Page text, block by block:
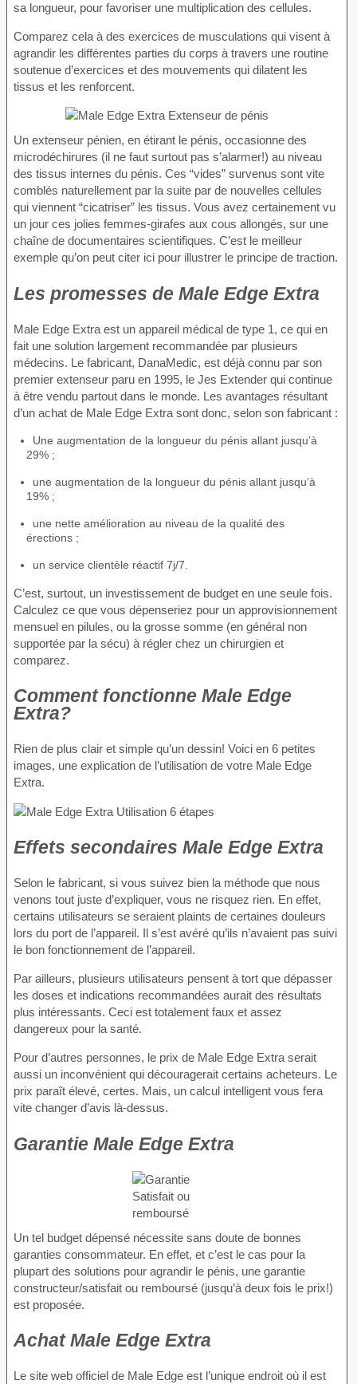
sa longueur, pour favoriser une multiplication des cellules.
Comparez cela à des exercices de musculations qui visent à
agrandir les différentes parties du corps à travers une routine
soutenue d’exercices et des mouvements qui dilatent les
tissus et les renforcent.
Un extenseur pénien, en étirant le pénis, occasionne des
microdéchirures (il ne faut surtout pas s’alarmer!) au niveau
des tissus internes du pénis. Ces “vides” survenus sont vite
comblés naturellement par la suite par de nouvelles cellules
qui viennent “cicatriser” les tissus. Vous avez certainement vu
un jour ces jolies femmes-girafes aux cous allongés, sur une
chaîne de documentaires scientifiques. C’est le meilleur
exemple qu’on peut citer ici pour illustrer le principe de traction.
Les promesses de Male Edge Extra
Male Edge Extra est un appareil médical de type 1, ce qui en
fait une solution largement recommandée par plusieurs
médecins. Le fabricant, DanaMedic, est déjà connu par son
premier extenseur paru en 1995, le Jes Extender qui continue
à être vendu partout dans le monde. Les avantages résultant
d’un achat de Male Edge Extra sont donc, selon son fabricant :
Une augmentation de la longueur du pénis allant jusqu’à
29% ;
une augmentation de la longueur du pénis allant jusqu’à
19% ;
une nette amélioration au niveau de la qualité des
érections ;
un service clientèle réactif 7j/7.
C’est, surtout, un investissement de budget en une seule fois.
Calculez ce que vous dépenseriez pour un approvisionnement
mensuel en pilules, ou la grosse somme (en général non
supportée par la sécu) à régler chez un chirurgien et
comparez.
Comment fonctionne Male Edge
Extra?
Rien de plus clair et simple qu’un dessin! Voici en 6 petites
images, une explication de l’utilisation de votre Male Edge
Extra.
Effets secondaires Male Edge Extra
Selon le fabricant, si vous suivez bien la méthode que nous
venons tout juste d’expliquer, vous ne risquez rien. En effet,
certains utilisateurs se seraient plaints de certaines douleurs
lors du port de l’appareil. Il s’est avéré qu’ils n’avaient pas suivi
le bon fonctionnement de l’appareil.
Par ailleurs, plusieurs utilisateurs pensent à tort que dépasser
les doses et indications recommandées aurait des résultats
plus intéressants. Ceci est totalement faux et assez
dangereux pour la santé.
Pour d’autres personnes, le prix de Male Edge Extra serait
aussi un inconvénient qui découragerait certains acheteurs. Le
prix paraît élevé, certes. Mais, un calcul intelligent vous fera
vite changer d’avis là-dessus.
Garantie Male Edge Extra
Un tel budget dépensé nécessite sans doute de bonnes
garanties consommateur. En effet, et c’est le cas pour la
plupart des solutions pour agrandir le pénis, une garantie
constructeur/satisfait ou remboursé (jusqu’à deux fois le prix!)
est proposée.
Achat Male Edge Extra
Le site web officiel de Male Edge est l’unique endroit où il est